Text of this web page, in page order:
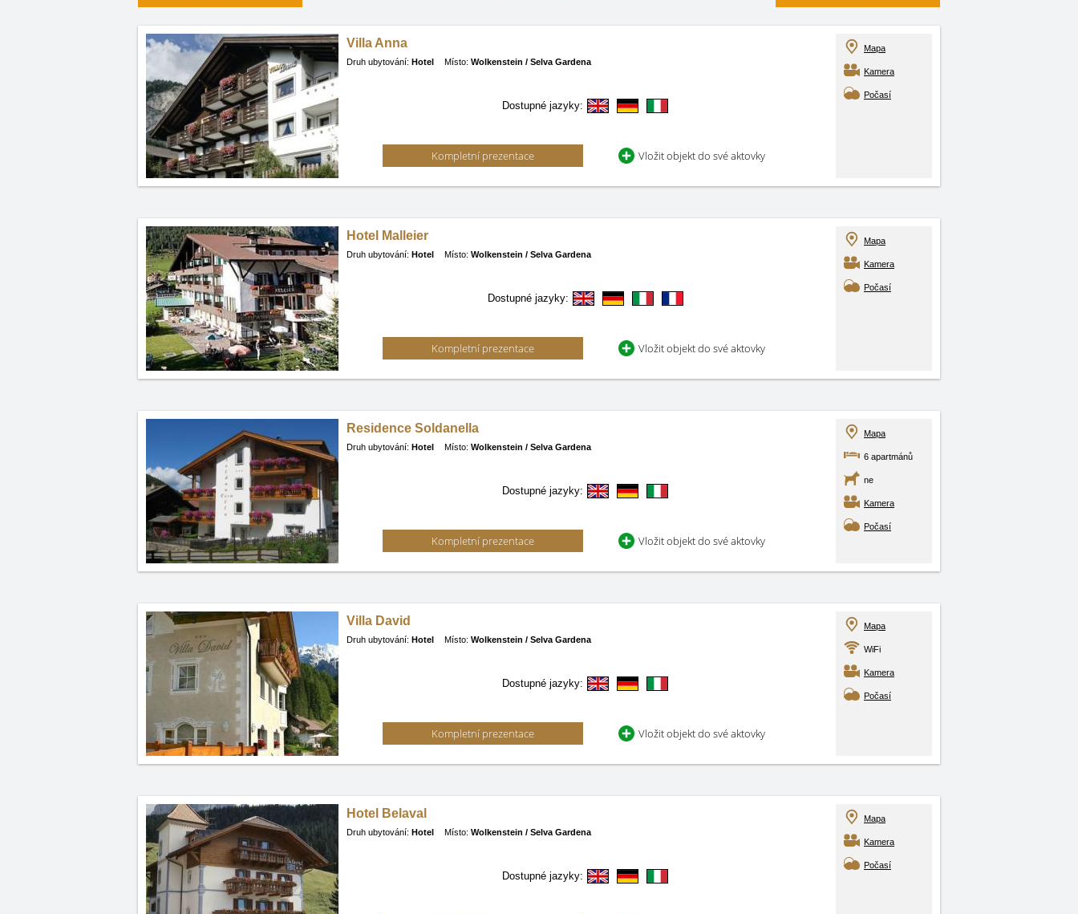
Villa Anna
Druh ubytování: Hotel Místo: Wolkenstein / Selva Gardena
Dostupné jazyky:
Kompletní prezentace Vložit objekt do své aktovky
Mapa
Kamera
Počasí
Hotel Malleier
Druh ubytování: Hotel Místo: Wolkenstein / Selva Gardena
Dostupné jazyky:
Kompletní prezentace Vložit objekt do své aktovky
Mapa
Kamera
Počasí
Residence Soldanella
Druh ubytování: Hotel Místo: Wolkenstein / Selva Gardena
Dostupné jazyky:
Kompletní prezentace Vložit objekt do své aktovky
Mapa
6 apartmánů
ne
Kamera
Počasí
Villa David
Druh ubytování: Hotel Místo: Wolkenstein / Selva Gardena
Dostupné jazyky:
Kompletní prezentace Vložit objekt do své aktovky
Mapa
WiFi
Kamera
Počasí
Hotel Belaval
Druh ubytování: Hotel Místo: Wolkenstein / Selva Gardena
Dostupné jazyky:
Mapa
Kamera
Počasí